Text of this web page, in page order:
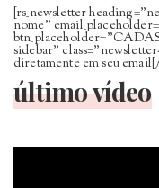
[rs_newsletter
nome”
sidebar”
diretamente em seu
último vídeo
Tocador